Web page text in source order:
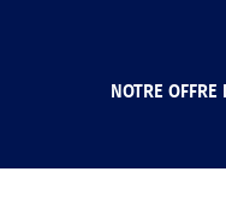
NOTRE OFFRE